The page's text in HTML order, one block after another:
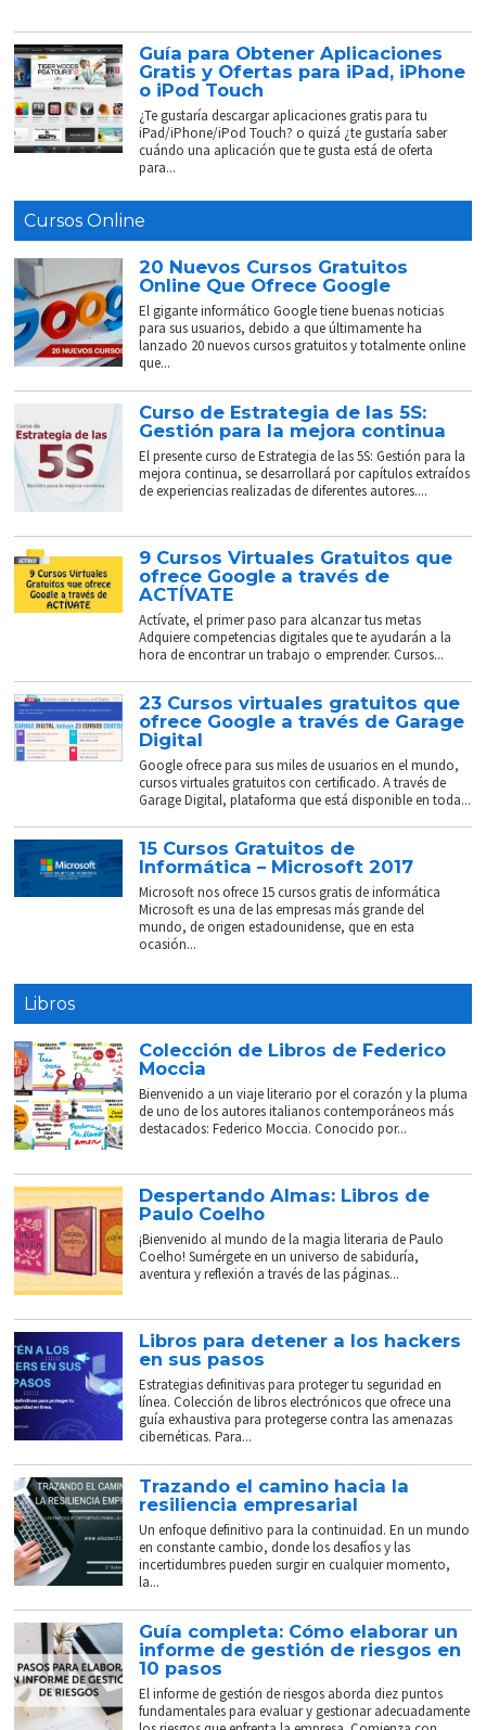
Guía para Obtener Aplicaciones
Gratis y Ofertas para iPad, iPhone
o iPod Touch
¿Te gustaría descargar aplicaciones gratis para tu
iPad/iPhone/iPod Touch? o quizá ¿te gustaría saber
cuándo una aplicación que te gusta está de oferta
para...
Cursos Online
20 Nuevos Cursos Gratuitos
Online Que Ofrece Google
El gigante informático Google tiene buenas noticias
para sus usuarios, debido a que últimamente ha
lanzado 20 nuevos cursos gratuitos y totalmente online
que...
Curso de Estrategia de las 5S:
Gestión para la mejora continua
El presente curso de Estrategia de las 5S: Gestión para la
mejora continua, se desarrollará por capítulos extraídos
de experiencias realizadas de diferentes autores....
9 Cursos Virtuales Gratuitos que
ofrece Google a través de
ACTÍVATE
Actívate, el primer paso para alcanzar tus metas
Adquiere competencias digitales que te ayudarán a la
hora de encontrar un trabajo o emprender. Cursos...
23 Cursos virtuales gratuitos que
ofrece Google a través de Garage
Digital
Google ofrece para sus miles de usuarios en el mundo,
cursos virtuales gratuitos con certificado. A través de
Garage Digital, plataforma que está disponible en toda...
15 Cursos Gratuitos de
Informática – Microsoft 2017
Microsoft nos ofrece 15 cursos gratis de informática
Microsoft es una de las empresas más grande del
mundo, de origen estadounidense, que en esta
ocasión...
Libros
Colección de Libros de Federico
Moccia
Bienvenido a un viaje literario por el corazón y la pluma
de uno de los autores italianos contemporáneos más
destacados: Federico Moccia. Conocido por...
Despertando Almas: Libros de
Paulo Coelho
¡Bienvenido al mundo de la magia literaria de Paulo
Coelho! Sumérgete en un universo de sabiduría,
aventura y reflexión a través de las páginas...
Libros para detener a los hackers
en sus pasos
Estrategias definitivas para proteger tu seguridad en
línea. Colección de libros electrónicos que ofrece una
guía exhaustiva para protegerse contra las amenazas
cibernéticas. Para...
Trazando el camino hacia la
resiliencia empresarial
Un enfoque definitivo para la continuidad. En un mundo
en constante cambio, donde los desafíos y las
incertidumbres pueden surgir en cualquier momento,
la...
Guía completa: Cómo elaborar un
informe de gestión de riesgos en
10 pasos
El informe de gestión de riesgos aborda diez puntos
fundamentales para evaluar y gestionar adecuadamente